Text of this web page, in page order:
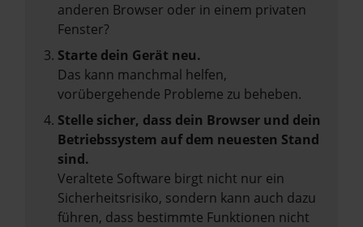
anderen Browser oder in einem privaten
Fenster?
Starte dein Gerät neu.
Das kann manchmal helfen,
vorübergehende Probleme zu beheben.
Stelle sicher, dass dein Browser und dein
Betriebssystem auf dem neuesten Stand
sind.
Veraltete Software birgt nicht nur ein
Sicherheitsrisiko, sondern kann auch dazu
führen, dass bestimmte Funktionen nicht